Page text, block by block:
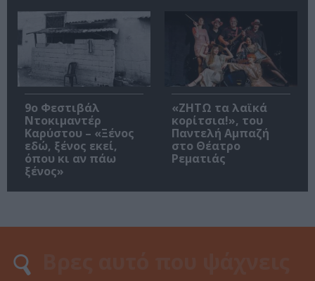
9ο Φεστιβάλ
Ντοκιμαντέρ
Καρύστου – «Ξένος
εδώ, ξένος εκεί,
όπου κι αν πάω
ξένος»
«ΖΗΤΩ τα λαϊκά
κορίτσια!», του
Παντελή Αμπαζή
στο Θέατρο
Ρεματιάς